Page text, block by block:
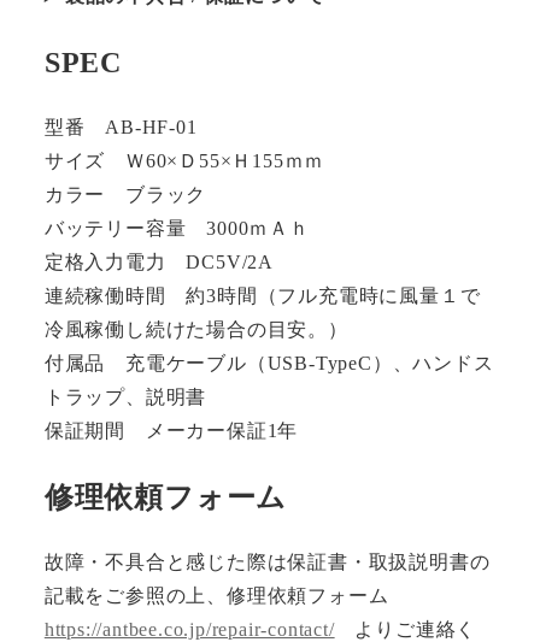
SPEC
型番 AB-HF-01
サイズ Ｗ60×Ｄ55×Ｈ155ｍｍ
カラー ブラック
バッテリー容量 3000ｍＡｈ
定格入力電力 DC5V/2A
連続稼働時間 約3時間（フル充電時に風量１で
冷風稼働し続けた場合の目安。）
付属品 充電ケーブル（USB-TypeC）、ハンドス
トラップ、説明書
保証期間 メーカー保証1年
修理依頼フォーム
故障・不具合と感じた際は保証書・取扱説明書の
記載をご参照の上、修理依頼フォーム
https://antbee.co.jp/repair-contact/よりご連絡く